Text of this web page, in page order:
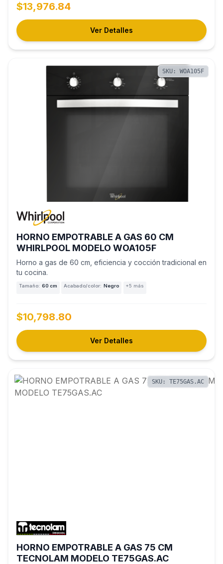
$13,976.84
Ver Detalles
SKU: WOA105F
HORNO EMPOTRABLE A GAS 60 CM
WHIRLPOOL MODELO WOA105F
Horno a gas de 60 cm, eficiencia y cocción tradicional en
tu cocina.
Tamaño: 60 cm Acabado/color: Negro +5 más
$10,798.80
Ver Detalles
SKU: TE75GAS.AC
HORNO EMPOTRABLE A GAS 75 CM
TECNOLAM MODELO TE75GAS.AC